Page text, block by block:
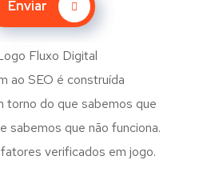
Enviar
ao SEO é construída
torno do que sabemos que
sabemos que não funciona.
verificados em jogo.